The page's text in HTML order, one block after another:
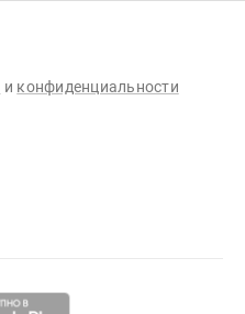
и конфиденциальности